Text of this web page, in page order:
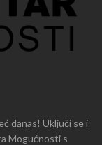
danas! Uključi se i
Mogućnosti s